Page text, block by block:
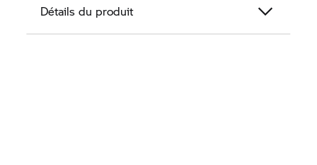
Détails du produit